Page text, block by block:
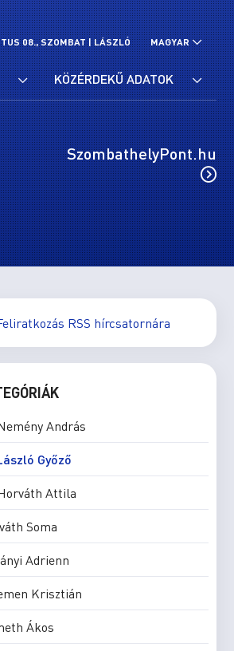
08., SZOMBAT |LÁSZLÓ MAGYAR
KÖZÉRDEKŰ ADATOK
SzombathelyPont.hu
RSS hírcsatornára
András
Győző
Attila
Soma
Adrienn
Krisztián
Ákos